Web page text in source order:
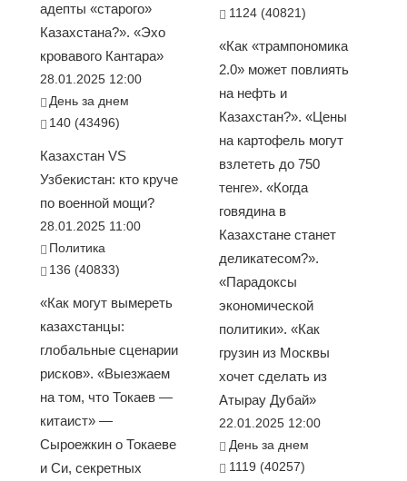
адепты «старого»
Казахстана?». «Эхо
кровавого Кантара»
28.01.2025 12:00
День за днем
140 (43496)
Казахстан VS
Узбекистан: кто круче
по военной мощи?
28.01.2025 11:00
Политика
136 (40833)
«Как могут вымереть
казахстанцы:
глобальные сценарии
рисков». «Выезжаем
на том, что Токаев —
китаист» —
Сыроежкин о Токаеве
и Си, секретных
1124 (40821)
«Как «трампономика
2.0» может повлиять
на нефть и
Казахстан?». «Цены
на картофель могут
взлететь до 750
тенге». «Когда
говядина в
Казахстане станет
деликатесом?».
«Парадоксы
экономической
политики». «Как
грузин из Москвы
хочет сделать из
Атырау Дубай»
22.01.2025 12:00
День за днем
1119 (40257)